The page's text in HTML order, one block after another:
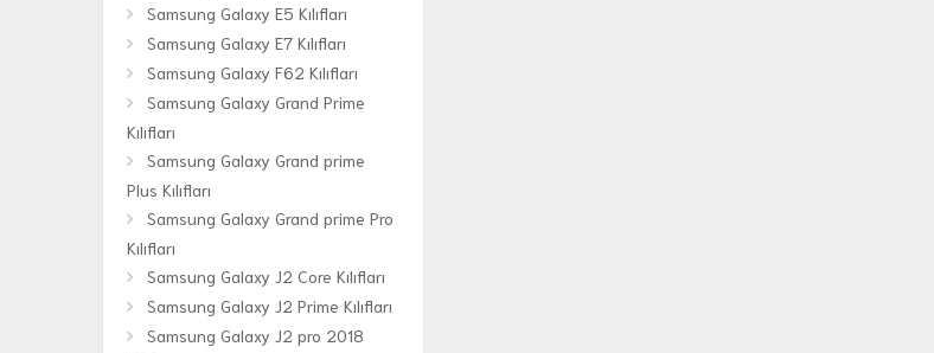
Samsung Galaxy E5 Kılıfları
Samsung Galaxy E7 Kılıfları
Samsung Galaxy F62 Kılıfları
Samsung Galaxy Grand Prime
Kılıfları
Samsung Galaxy Grand prime
Plus Kılıfları
Samsung Galaxy Grand prime Pro
Kılıfları
Samsung Galaxy J2 Core Kılıfları
Samsung Galaxy J2 Prime Kılıfları
Samsung Galaxy J2 pro 2018